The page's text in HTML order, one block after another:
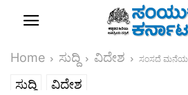
Home ಸುದ್ದಿ ವಿದೇಶ ಸಂಸದೆ
ಸುದ್ದಿ ವಿದೇಶ